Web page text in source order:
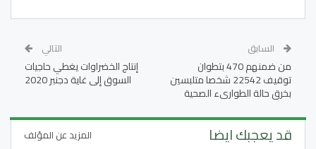
السابق
من ضمنهم 470 بتطوان
توقيف 22542 شخصا متلبسين
بخرق حالة الطوارىء الصحية
التالي
إنتاج الخضراوات يغطي حاجيات
السوق إلى غاية دجنبر 2020
قد يعجبك ايضا المزيد عن المؤلف